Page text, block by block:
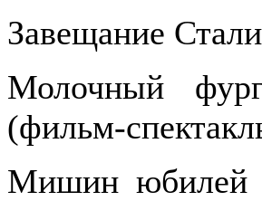
Завещание
Молочный
(фильм-
Мишин юбилей